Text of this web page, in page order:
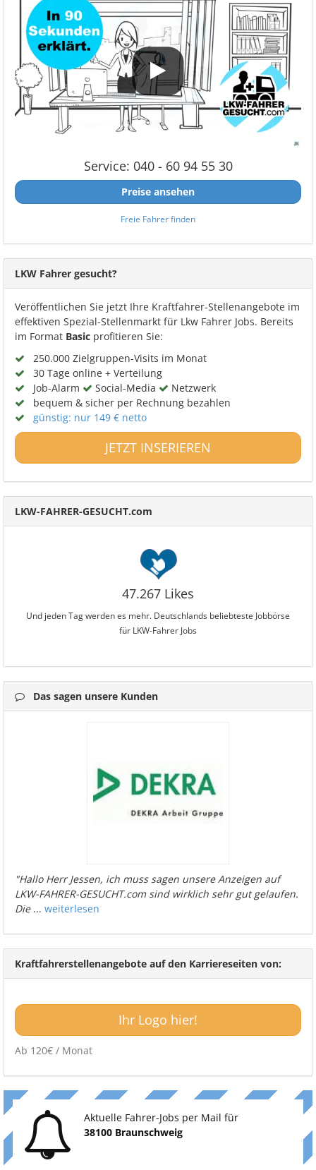
Service: 040 - 60 94 55 30
Preise ansehen
Freie Fahrer finden
LKW Fahrer gesucht?
Veröffentlichen Sie jetzt Ihre Kraftfahrer-Stellenangebote im
effektiven Spezial-Stellenmarkt für Lkw Fahrer Jobs. Bereits
im Format Basic profitieren Sie:
250.000 Zielgruppen-Visits im Monat
30 Tage online + Verteilung
Job-Alarm
Social-Media
Netzwerk
bequem & sicher per Rechnung bezahlen
günstig: nur 149 € netto
JETZT INSERIEREN
LKW-FAHRER-GESUCHT.com
47.267 Likes
Und jeden Tag werden es mehr. Deutschlands beliebteste Jobbörse
für LKW-Fahrer Jobs
Das sagen unsere Kunden
"Hallo Herr Jessen, ich muss sagen unsere Anzeigen auf
LKW-FAHRER-GESUCHT.com sind wirklich sehr gut gelaufen.
Die... weiterlesen
Kraftfahrerstellenangebote auf den Karriereseiten von:
Ihr Logo hier!
Ab 120€ / Monat
Aktuelle Fahrer-Jobs per Mail für
38100 Braunschweig